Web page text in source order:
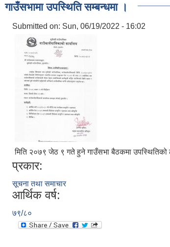
गाउँसभामा उपस्थिति सम्बन्धमा ।
Submitted on: Sun, 06/19/2022 - 16:02
मिति २०७९ जेठ ९ गते हुने गाउँसभा बैठकमा उपस्थितिको
प्रकार:
सूचना तथा समाचार
आर्थिक वर्ष:
७९/८०